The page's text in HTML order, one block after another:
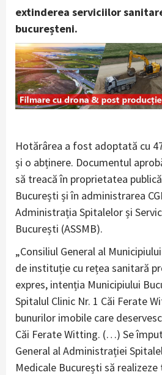
extinderea serviciilor
bucureșteni.
Hotărârea a fost adoptată cu
și o abținere. Documentul
să treacă în proprietatea
București și în administrarea
Administrația Spitalelor și
București (ASSMB).
„Consiliul General al
de instituție cu rețea sanitară
expres, intenția Municipiului
Spitalul Clinic Nr. 1 Căi Ferate
bunurilor imobile care
Căi Ferate Witting. (…) Se
General al Administrației
Medicale București să